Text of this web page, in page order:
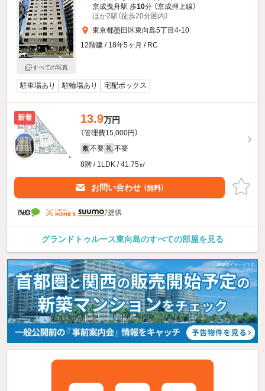
すべての写真
京成曳舟駅 歩10分 （京成押上線）
ほか2駅（徒歩20分圏内）
東京都墨田区東向島5丁目4-10
12階建 / 18年5ヶ月 / RC
駐車場あり 駐輪場あり 宅配ボックス
新着 13.9万円
（管理費15,000円）
敷 不要 礼 不要
8階 / 1LDK / 41.75㎡
お問い合わせ （無料）
提供
グランドトゥルース東向島のすべての部屋を見る